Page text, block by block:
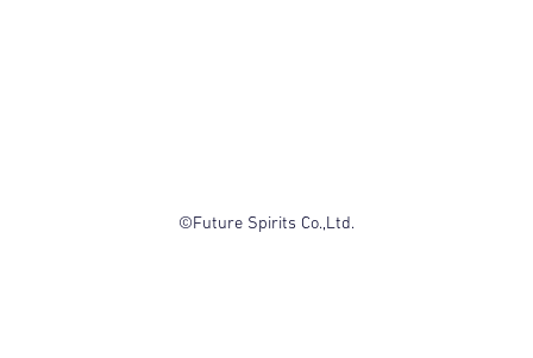
©Future Spirits Co.,Ltd.